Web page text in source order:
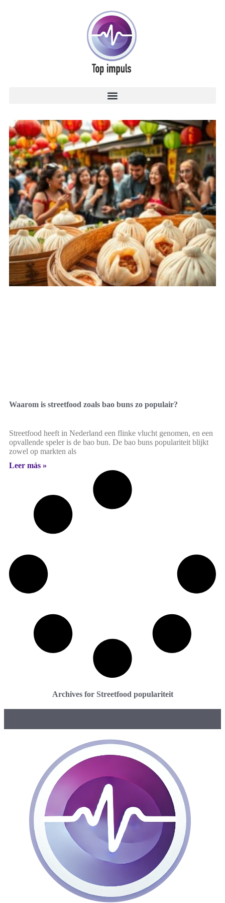
Waarom is streetfood zoals bao buns zo populair?
Streetfood heeft in Nederland een flinke vlucht genomen, en een
opvallende speler is de bao bun. De bao buns populariteit blijkt
zowel op markten als
Leer más »
Archives for Streetfood populariteit